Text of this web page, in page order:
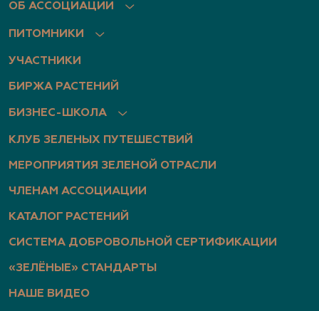
ОБ АССОЦИАЦИИ
ПИТОМНИКИ
УЧАСТНИКИ
БИРЖА РАСТЕНИЙ
БИЗНЕС-ШКОЛА
КЛУБ ЗЕЛЕНЫХ ПУТЕШЕСТВИЙ
МЕРОПРИЯТИЯ ЗЕЛЕНОЙ ОТРАСЛИ
ЧЛЕНАМ АССОЦИАЦИИ
КАТАЛОГ РАСТЕНИЙ
СИСТЕМА ДОБРОВОЛЬНОЙ СЕРТИФИКАЦИИ
«ЗЕЛЁНЫЕ» СТАНДАРТЫ
НАШЕ ВИДЕО